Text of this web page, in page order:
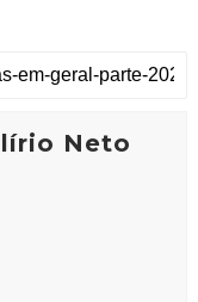
Neto